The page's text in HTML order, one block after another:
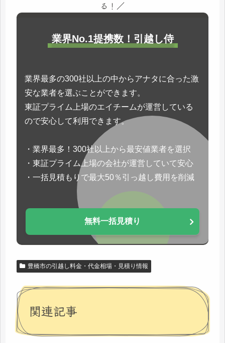
る！／
業界No.1提携数！引越し侍
業界最多の300社以上の中からアナタに合った激
安な業者を選ぶことができます。
東証プライム上場のエイチームが運営している
ので安心して利用できます。
・業界最多！300社以上から最安値業者を選択
・東証プライム上場の会社が運営していて安心
・一括見積もりで最大50％引っ越し費用を削減
無料一括見積り
豊橋市の引越し料金・代金相場・見積り情報
関連記事